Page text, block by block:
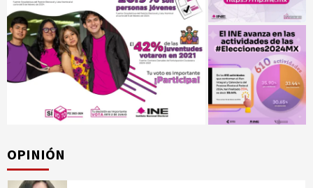
OPINIÓN